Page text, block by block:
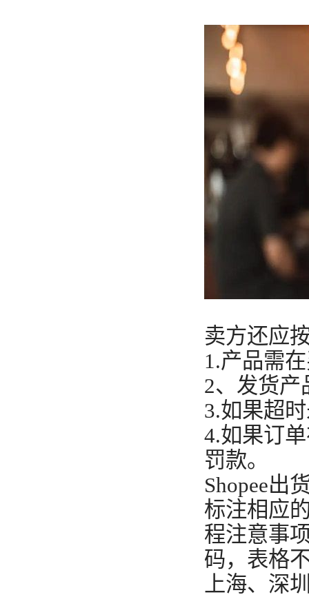
卖方还应
1.产品需
2、发货
3.如果超
4.如果订
罚款。
Shopee出
标注相应
程注意事
码，表格
上海、深